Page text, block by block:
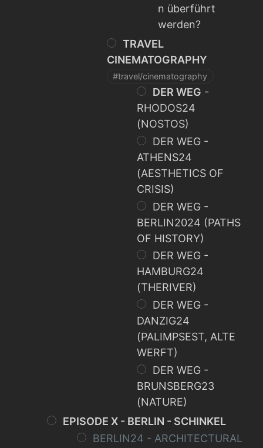
n überführt
werden?
TRAVEL
CINEMATOGRAPHY
#travel/cinematography
DER WEG -
RHODOS24
(NOSTOS)
DER WEG -
ATHENS24
(AESTHETICS OF
CRISIS)
DER WEG -
BERLIN2024 (PATHS
OF HISTORY)
DER WEG -
HAMBURG24
(THERIVER)
DER WEG -
DANZIG24
(PALIMPSEST, ALTE
WERFT)
DER WEG -
BRUNSBERG23
(NATURE)
EPISODE X - BERLIN - SCHINKEL
BERLIN24 - ARCHITECTURAL